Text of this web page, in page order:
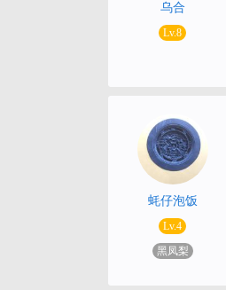
乌合
Lv.8
蚝仔泡饭
Lv.4
黑凤梨